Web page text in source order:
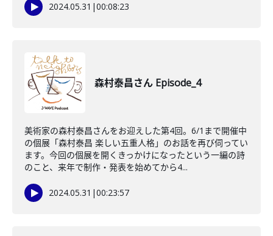
2024.05.31 |00:08:23
森村泰昌さん Episode_4
美術家の森村泰昌さんをお迎えした第4回。6/1まで開催中
の個展「森村泰昌 楽しい五重人格」のお話を再び伺ってい
ます。今回の個展を開くきっかけになったという一編の詩
のこと、来年で制作・発表を始めてから4...
2024.05.31 |00:23:57